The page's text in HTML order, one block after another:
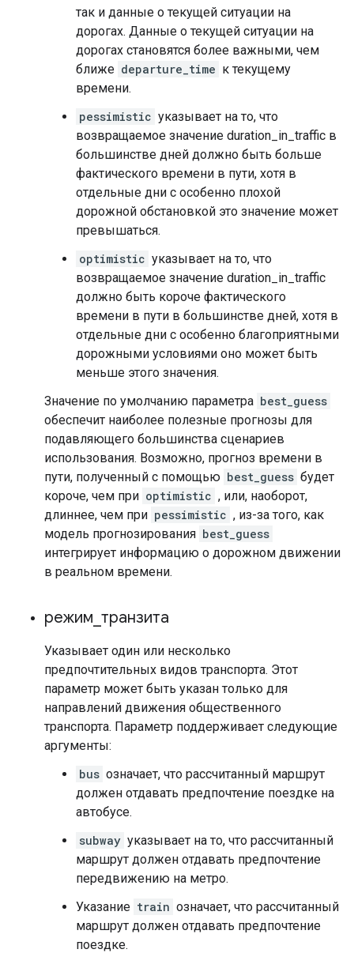
так и данные о текущей ситуации на
дорогах. Данные о текущей ситуации на
дорогах становятся более важными, чем
ближе departure_time к текущему
времени.
pessimistic указывает на то, что
возвращаемое значение duration_in_traffic в
большинстве дней должно быть больше
фактического времени в пути, хотя в
отдельные дни с особенно плохой
дорожной обстановкой это значение может
превышаться.
optimistic указывает на то, что
возвращаемое значение duration_in_traffic
должно быть короче фактического
времени в пути в большинстве дней, хотя в
отдельные дни с особенно благоприятными
дорожными условиями оно может быть
меньше этого значения.
Значение по умолчанию параметра best_guess
обеспечит наиболее полезные прогнозы для
подавляющего большинства сценариев
использования. Возможно, прогноз времени в
пути, полученный с помощью best_guess будет
короче, чем при optimistic , или, наоборот,
длиннее, чем при pessimistic , из-за того, как
модель прогнозирования best_guess
интегрирует информацию о дорожном движении
в реальном времени.
режим транзита
Указывает один или несколько
предпочтительных видов транспорта. Этот
параметр может быть указан только для
направлений движения общественного
транспорта. Параметр поддерживает следующие
аргументы:
bus означает, что рассчитанный маршрут
должен отдавать предпочтение поездке на
автобусе.
subway указывает на то, что рассчитанный
маршрут должен отдавать предпочтение
передвижению на метро.
Указание train означает, что рассчитанный
маршрут должен отдавать предпочтение
поездке.